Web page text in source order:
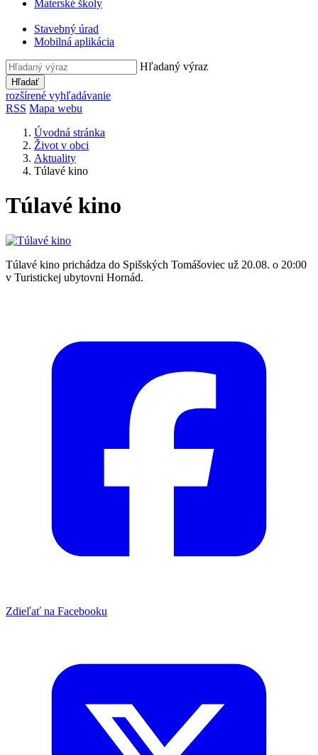
Materské školy
Stavebný úrad
Mobilná aplikácia
Hľadaný výraz
Hľadať
rozšírené vyhľadávanie
RSS Mapa webu
Úvodná stránka
Život v obci
Aktuality
Túlavé kino
Túlavé kino
Túlavé kino prichádza do Spišských Tomášoviec už 20.08. o 20:00
v Turistickej ubytovni Hornád.
Zdieľať na Facebooku